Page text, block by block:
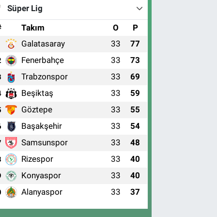
Süper Lig
Takım O P
Galatasaray 33 77
Fenerbahçe 33 73
Trabzonspor 33 69
Beşiktaş 33 59
Göztepe 33 55
Başakşehir 33 54
Samsunspor 33 48
Rizespor 33 40
Konyaspor 33 40
Alanyaspor 33 37